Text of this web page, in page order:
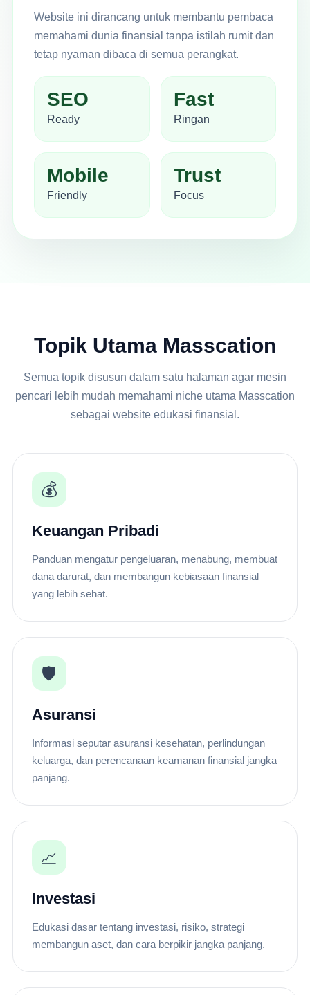
Website ini dirancang untuk membantu pembaca
memahami dunia finansial tanpa istilah rumit dan
tetap nyaman dibaca di semua perangkat.
SEO
Ready
Fast
Ringan
Mobile
Friendly
Trust
Focus
Topik Utama Masscation
Semua topik disusun dalam satu halaman agar mesin
pencari lebih mudah memahami niche utama Masscation
sebagai website edukasi finansial.
💰
Keuangan Pribadi
Panduan mengatur pengeluaran, menabung, membuat
dana darurat, dan membangun kebiasaan finansial
yang lebih sehat.
🛡️
Asuransi
Informasi seputar asuransi kesehatan, perlindungan
keluarga, dan perencanaan keamanan finansial jangka
panjang.
📈
Investasi
Edukasi dasar tentang investasi, risiko, strategi
membangun aset, dan cara berpikir jangka panjang.